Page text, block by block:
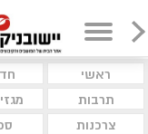
ראשי
תרבות
צרכנות